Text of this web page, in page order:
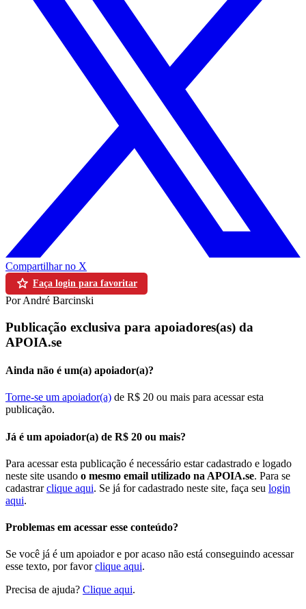
Compartilhar no X
Faça login para favoritar
Por André Barcinski
Publicação exclusiva para apoiadores(as) da
APOIA.se
Ainda não é um(a) apoiador(a)?
Torne-se um apoiador(a) de R$ 20 ou mais para acessar esta
publicação.
Já é um apoiador(a) de R$ 20 ou mais?
Para acessar esta publicação é necessário estar cadastrado e logado
neste site usando o mesmo email utilizado na APOIA.se. Para se
cadastrarclique aqui. Se já for cadastrado neste site, faça seu login
aqui.
Problemas em acessar esse conteúdo?
Se você já é um apoiador e por acaso não está conseguindo acessar
esse texto, por favorclique aqui.
Precisa de ajuda? Clique aqui.